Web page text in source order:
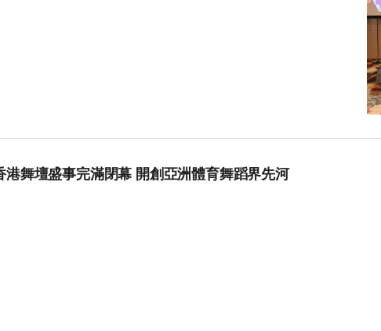
港舞壇盛事完滿閉幕 開創亞洲體育舞蹈界先河